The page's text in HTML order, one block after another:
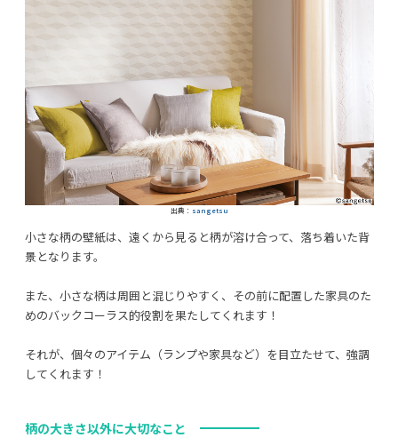
出典： sangetsu
小さな柄の壁紙は、遠くから見ると柄が溶け合って、落ち着いた背
景となります。
また、小さな柄は周囲と混じりやすく、その前に配置した家具のた
めのバックコーラス的役割を果たしてくれます！
それが、個々のアイテム（ランプや家具など）を目立たせて、強調
してくれます！
柄の大きさ以外に大切なこと